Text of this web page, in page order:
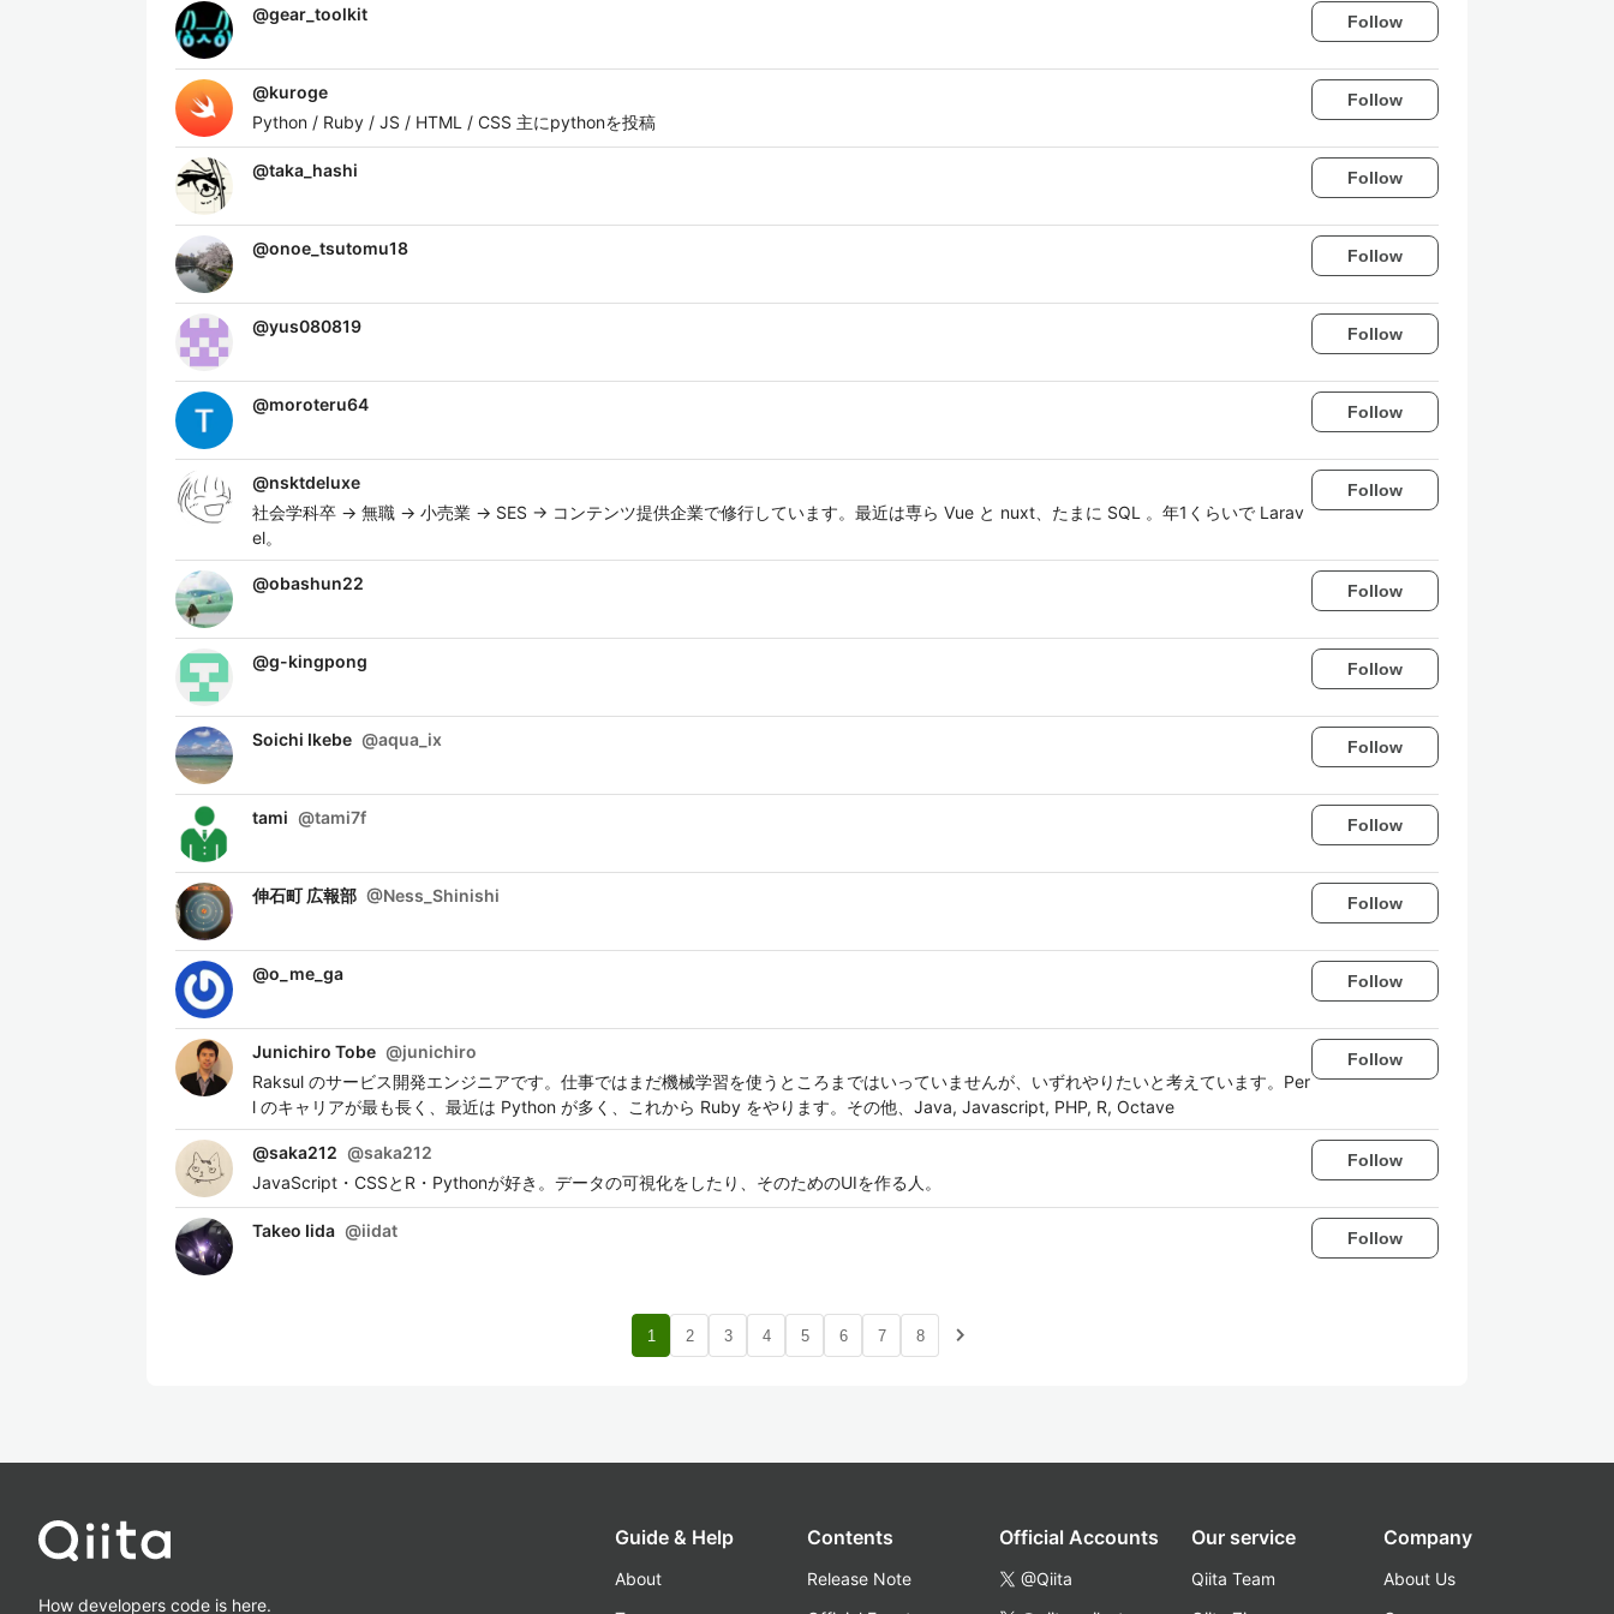
@gear_toolkit Follow
@kuroge
Python / Ruby / JS / HTML / CSS 主にpythonを投稿
Follow
@taka_hashi Follow
@onoe_tsutomu18 Follow
@yus080819 Follow
@moroteru64 Follow
@nsktdeluxe
社会学科卒 → 無職 → 小売業 → SES → コンテンツ提供企業で修行しています。最近は専ら Vue と nuxt、たまに SQL 。年1くらいで Larav
el。
Follow
@obashun22 Follow
@g-kingpong Follow
Soichi Ikebe @aqua_ix Follow
tami @tami7f Follow
伸石町 広報部 @Ness_Shinishi Follow
@o_me_ga Follow
Junichiro Tobe @junichiro
Raksul のサービス開発エンジニアです。仕事ではまだ機械学習を使うところまではいっていませんが、いずれやりたいと考えています。Per
l のキャリアが最も長く、最近は Python が多く、これから Ruby をやります。その他、Java, Javascript, PHP, R, Octave
Follow
@saka212 @saka212
JavaScript・CSSとR・Pythonが好き。データの可視化をしたり、そのためのUIを作る人。
Follow
Takeo Iida @iidat Follow
1 2 3 4 5 6 7 8 navigate_next
How developers code is here.
Guide & Help
About
Contents
Release Note
Official Accounts
@Qiita
Our service
Qiita Team
Company
About Us